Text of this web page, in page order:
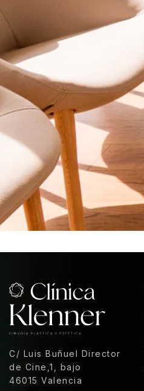
C/ Luis Buñuel Director
de Cine,1, bajo
46015 Valencia